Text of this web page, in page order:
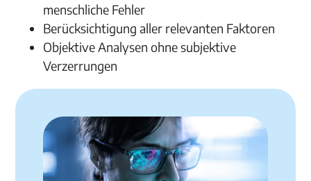
menschliche Fehler
Berücksichtigung aller relevanten Faktoren
Objektive Analysen ohne subjektive
Verzerrungen